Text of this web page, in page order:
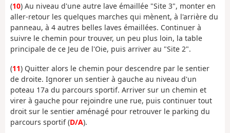
(10) Au niveau d'une autre lave émaillée "Site 3", monter en
aller-retour les quelques marches qui mènent, à l'arrière du
panneau, à 4 autres belles laves émaillées. Continuer à
suivre le chemin pour trouver, un peu plus loin, la table
principale de ce Jeu de l'Oie, puis arriver au "Site 2".
(11) Quitter alors le chemin pour descendre par le sentier
de droite. Ignorer un sentier à gauche au niveau d'un
poteau 17a du parcours sportif. Arriver sur un chemin et
virer à gauche pour rejoindre une rue, puis continuer tout
droit sur le sentier aménagé pour retrouver le parking du
parcours sportif (D/A).